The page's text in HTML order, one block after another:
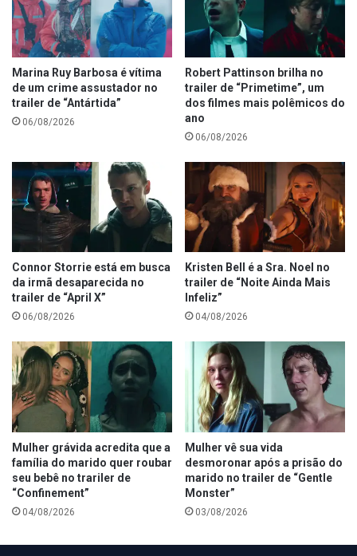
Marina Ruy Barbosa é vítima
de um crime assustador no
trailer de “Antártida”
06/08/2026
Robert Pattinson brilha no
trailer de “Primetime”, um
dos filmes mais polêmicos do
ano
06/08/2026
Connor Storrie está em busca
da irmã desaparecida no
trailer de “April X”
06/08/2026
Kristen Bell é a Sra. Noel no
trailer de “Noite Ainda Mais
Infeliz”
04/08/2026
Mulher grávida acredita que a
família do marido quer roubar
seu bebê no trariler de
“Confinement”
04/08/2026
Mulher vê sua vida
desmoronar após a prisão do
marido no trailer de “Gentle
Monster”
03/08/2026